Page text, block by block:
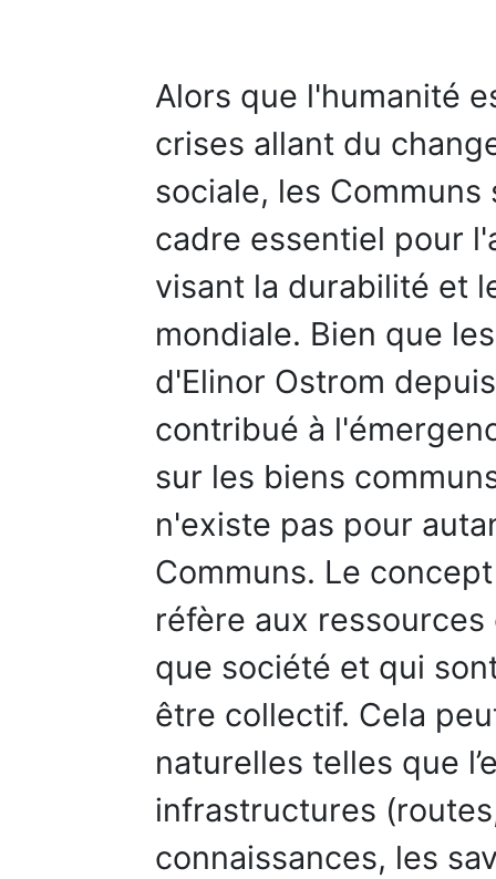
Alors que l'humanité
crises allant du
sociale, les
cadre essentiel pour
visant la durabilité et
mondiale. Bien que
d'Elinor Ostrom
contribué à
sur les biens
n'existe pas pour
Communs. Le
réfère aux
que société et qui
être collectif. Cela
naturelles telles que
infrastructures
connaissances, les